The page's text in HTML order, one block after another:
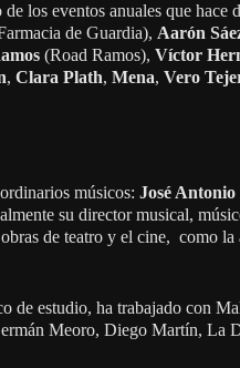
los eventos anuales que hace
de Guardia), Aarón
(Road Ramos), Víctor
, Clara Plath, Mena, Vero
músicos: José
su director musical,
de teatro y el cine, como
de estudio, ha trabajado con
Meoro, Diego Martín, La